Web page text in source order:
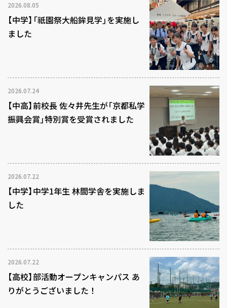
2026.08.05
【中学】「祇園祭大船鉾見学」を実施し
ました
2026.07.24
【中高】前校長 佐々井先生が「京都私学
振興会賞」特別賞を受賞されました
2026.07.22
【中学】中学1年生 林間学舎を実施しま
した
2026.07.22
【高校】部活動オープンキャンパス あ
りがとうございました！